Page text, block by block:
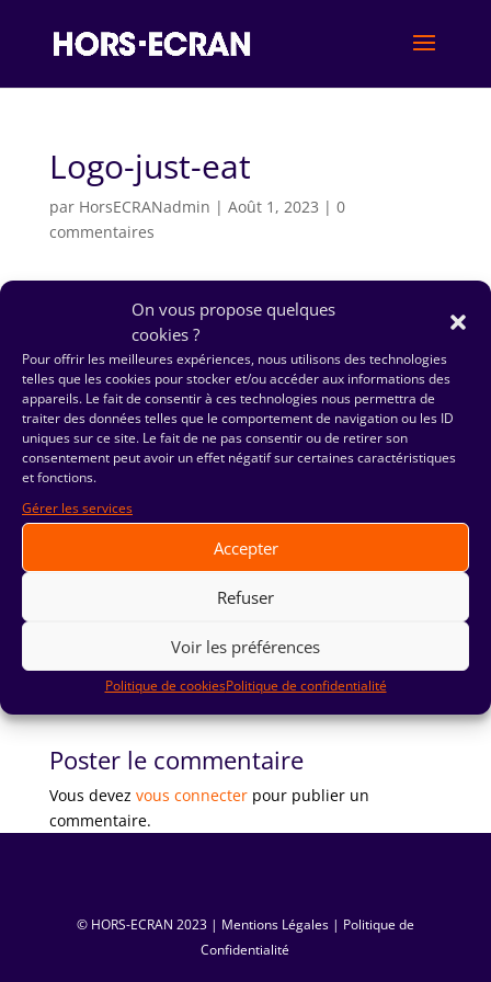
On vous propose quelques
cookies ?
Pour offrir les meilleures expériences, nous utilisons des technologies
telles que les cookies pour stocker et/ou accéder aux informations des
appareils. Le fait de consentir à ces technologies nous permettra de
traiter des données telles que le comportement de navigation ou les ID
uniques sur ce site. Le fait de ne pas consentir ou de retirer son
consentement peut avoir un effet négatif sur certaines caractéristiques
et fonctions.
Gérer les services
Accepter
Refuser
Voir les préférences
Politique de cookiesPolitique de confidentialité
Logo-just-eat
par HorsECRANadmin | Août 1, 2023 | 0
commentaires
Poster le commentaire
Vous devez vous connecterpour publier un
commentaire.
© HORS-ECRAN ‏ 2023| Mentions Légales| Politique de
Confidentialité